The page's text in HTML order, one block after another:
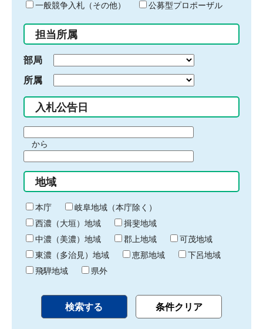
ド
入
力
一般競争入札（その他）
公募型プロポーザル
担当所属
部局
所属
入札公告日
間
始
り
から
間
終
わ
り
地域
本庁
岐阜地域（本庁除く）
西濃（大垣）地域
揖斐地域
中濃（美濃）地域
郡上地域
可茂地域
東濃（多治見）地域
恵那地域
下呂地域
飛騨地域
県外